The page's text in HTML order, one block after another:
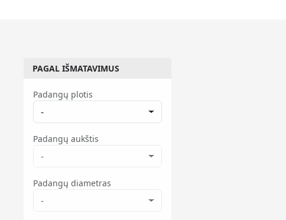
PAGAL IŠMATAVIMUS
Padangų plotis
-
Padangų aukštis
-
Padangų diametras
-